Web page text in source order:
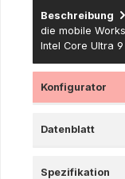
Beschreibung
die mobile
Intel Core Ultra
Konfigurator
Datenblatt
Spezifikation